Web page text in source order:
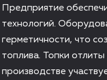
Предприятие
технологий.
герметичности, что
топлива. Топки
производстве